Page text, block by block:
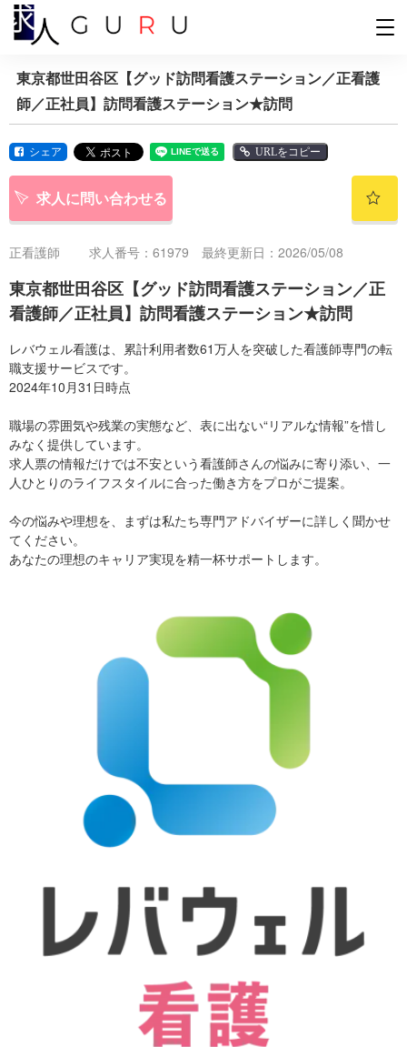
東京都世田谷区【グッド訪問看護ステーション／正看護
師／正社員】訪問看護ステーション★訪問
シェア URLをコピー
求人に問い合わせる
正看護師 求人番号：61979 最終更新日：2026/05/08
東京都世田谷区【グッド訪問看護ステーション／正
看護師／正社員】訪問看護ステーション★訪問
レバウェル看護は、累計利用者数61万人を突破した看護師専門の転
職支援サービスです。
2024年10月31日時点
職場の雰囲気や残業の実態など、表に出ない“リアルな情報”を惜し
みなく提供しています。
求人票の情報だけでは不安という看護師さんの悩みに寄り添い、一
人ひとりのライフスタイルに合った働き方をプロがご提案。
今の悩みや理想を、まずは私たち専門アドバイザーに詳しく聞かせ
てください。
あなたの理想のキャリア実現を精一杯サポートします。